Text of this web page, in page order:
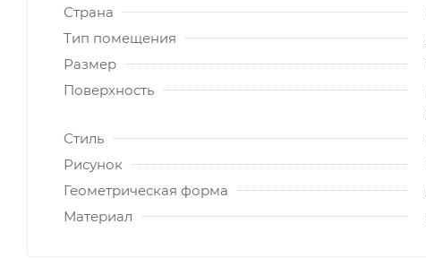
Страна
Тип помещения
Размер
Поверхность
Стиль
Рисунок
Геометрическая форма
Материал